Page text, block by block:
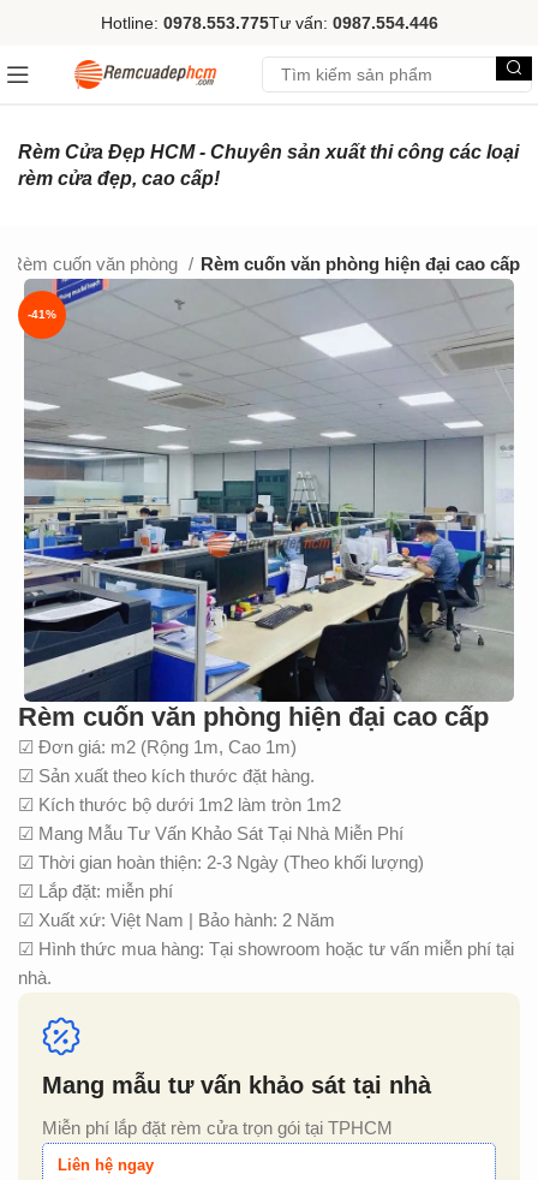
Hotline: 0978.553.775Tư vấn: 0987.554.446
Rèm Cửa Đẹp HCM - Chuyên sản xuất thi công các loại
rèm cửa đẹp, cao cấp!
Rèm cuốn văn phòng Rèm cuốn văn phòng hiện đại cao cấp
-41%
Rèm cuốn văn phòng hiện đại cao cấp
☑ Đơn giá: m2 (Rộng 1m, Cao 1m)
☑ Sản xuất theo kích thước đặt hàng.
☑ Kích thước bộ dưới 1m2 làm tròn 1m2
☑ Mang Mẫu Tư Vấn Khảo Sát Tại Nhà Miễn Phí
☑ Thời gian hoàn thiện: 2-3 Ngày (Theo khối lượng)
☑ Lắp đặt: miễn phí
☑ Xuất xứ: Việt Nam | Bảo hành: 2 Năm
☑ Hình thức mua hàng: Tại showroom hoặc tư vấn miễn phí tại
nhà.
Mang mẫu tư vấn khảo sát tại nhà
Miễn phí lắp đặt rèm cửa trọn gói tại TPHCM
Liên hệ ngay